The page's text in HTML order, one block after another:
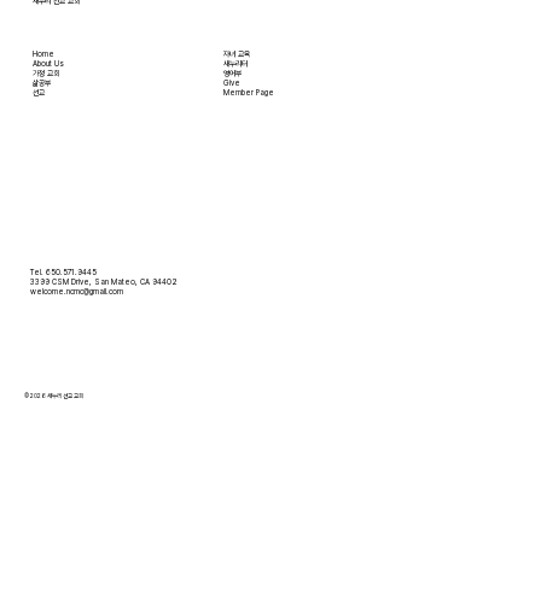
Home
About Us
​가정 교회
​삶공부
​선교
자녀 교육
새누리터
영어부
Give
Member Page
Tel. 650.571.9445
3399 CSM Drive, San Mateo, CA 94402
welcome.ncmc@gmail.com
© 2026 새누리 선교 교회